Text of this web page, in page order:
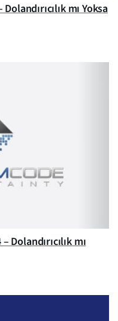
mı Yoksa
Dolandırıcılık mı